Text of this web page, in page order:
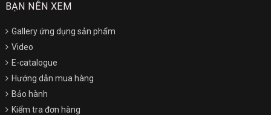
BẠN NÊN XEM
Gallery ứng dụng sản phẩm
Video
E-catalogue
Hướng dẫn mua hàng
Bảo hành
Kiểm tra đơn hàng